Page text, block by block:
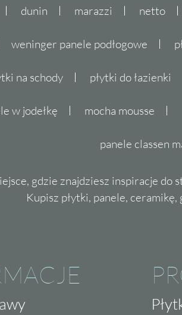
dunin marazzi netto
weninger panele podłogowe
na schody płytki do łazienki
w jodełkę mocha mousse
panele classen
gdzie znajdziesz inspiracje do
Kupisz płytki, panele,